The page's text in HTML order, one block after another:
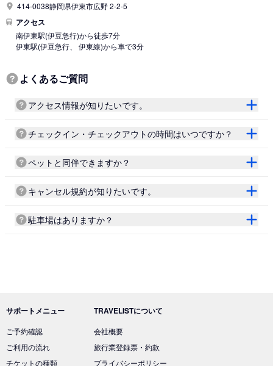
414-0038静岡県伊東市広野 2-2-5
アクセス
南伊東駅(伊豆急行)から徒歩7分
伊東駅(伊豆急行、 伊東線)から車で3分
よくあるご質問
アクセス情報が知りたいです。
チェックイン・チェックアウトの時間はいつですか？
ペットと同伴できますか？
キャンセル規約が知りたいです。
駐車場はありますか？
サポートメニュー
ご予約確認
ご利用の流れ
チケットの種類
TRAVELISTについて
会社概要
旅行業登録票・約款
プライバシーポリシー